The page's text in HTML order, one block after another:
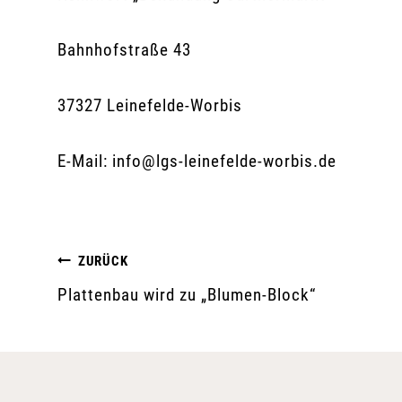
Bahnhofstraße 43
37327 Leinefelde-Worbis
E-Mail: info@lgs-leinefelde-worbis.de
Beitragsnavigation
ZURÜCK
Plattenbau wird zu „Blumen-Block“